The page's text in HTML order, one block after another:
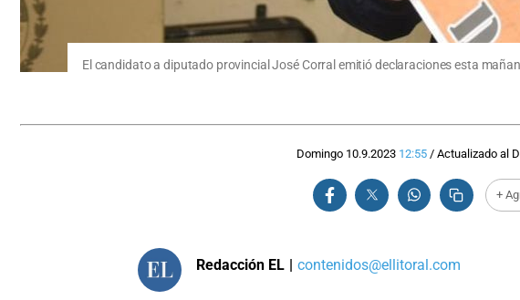
El candidato a diputado provincial José Corral emitió declaraciones esta
Domingo 10.9.2023 12:55/ Actualizado al
+
Redacción EL | contenidos@ellitoral.com